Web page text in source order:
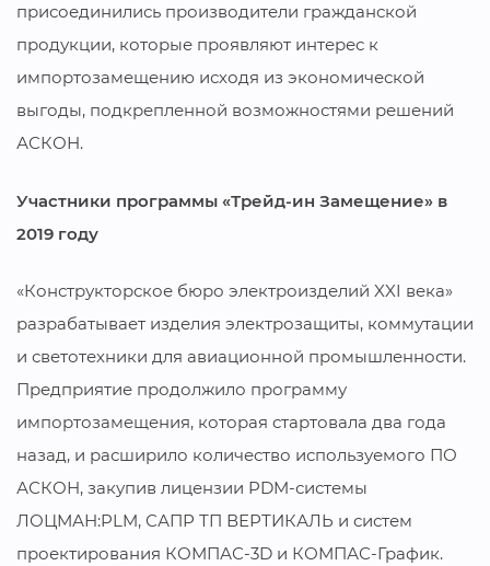
присоединились производители гражданской
продукции, которые проявляют интерес к
импортозамещению исходя из экономической
выгоды, подкрепленной возможностями решений
АСКОН.
Участники программы «Трейд-ин Замещение» в
2019 году
«Конструкторское бюро электроизделий XXI века»
разрабатывает изделия электрозащиты, коммутации
и светотехники для авиационной промышленности.
Предприятие продолжило программу
импортозамещения, которая стартовала два года
назад, и расширило количество используемого ПО
АСКОН, закупив лицензии PDM-системы
ЛОЦМАН:PLM, САПР ТП ВЕРТИКАЛЬ и систем
проектирования КОМПАС-3D и КОМПАС-График.